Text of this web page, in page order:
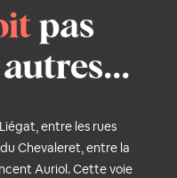
pas
entre les rues
Chevaleret, entre la
Auriol. Cette voie